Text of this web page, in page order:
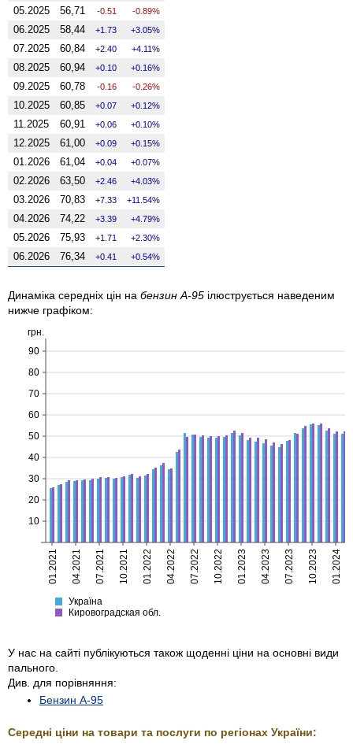
05.2025 56,71 -0.51 -0.89%
06.2025 58,44 1.73 3.05%
07.2025 60,84 2.40 4.11%
08.2025 60,94 0.10 0.16%
09.2025 60,78 -0.16 -0.26%
10.2025 60,85 0.07 0.12%
11.2025 60,91 0.06 0.10%
12.2025 61,00 0.09 0.15%
01.2026 61,04 0.04 0.07%
02.2026 63,50 2.46 4.03%
03.2026 70,83 7.33 11.54%
04.2026 74,22 3.39 4.79%
05.2026 75,93 1.71 2.30%
06.2026 76,34 0.41 0.54%
Динаміка середніх цін на бензин А-95 ілюструється наведеним
нижче графіком:
Україна
Кировоградская
01.2021 04.2021 07.2021 10.2021 01.2022 04.2022 07.2022 10.2022 01.2023 04.2023 07.2023 10.2023 01.2024
10
20
30
40
50
60
70
80
90
грн.
Україна
Кировоградская обл.
У нас на сайті публікуються також щоденні ціни на основні види
пального.
Див. для порівняння:
Бензин А-95
Середні ціни на товари та послуги по регіонах України: